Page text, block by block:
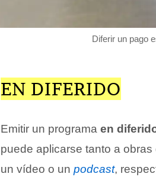
Diferir un pago
EN DIFERIDO
Emitir un programa en
puede aplicarse tanto a
un vídeo o un podcast,